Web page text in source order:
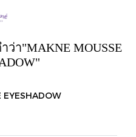
า"MAKNE MOUSSE
EYESHADOW